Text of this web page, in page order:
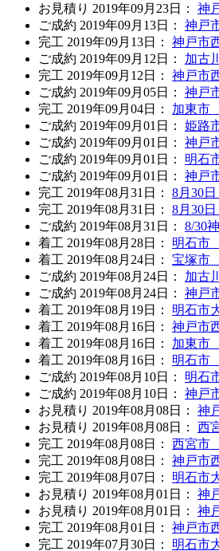
お見積り 2019年09月23日 ：
神
ご成約 2019年09月13日 ：
神戸
完工 2019年09月13日 ：
神戸市
ご成約 2019年09月12日 ：
加古
完工 2019年09月12日 ：
神戸市
ご成約 2019年09月05日 ：
神戸
完工 2019年09月04日 ：
加東市
ご成約 2019年09月01日 ：
姫路
ご成約 2019年09月01日 ：
神戸
ご成約 2019年09月01日 ：
明石
ご成約 2019年09月01日 ：
神戸
完工 2019年08月31日 ：
8月30
完工 2019年08月31日 ：
8月30
ご成約 2019年08月31日 ：
8/30
着工 2019年08月28日 ：
明石市
着工 2019年08月24日 ：
宝塚市
ご成約 2019年08月24日 ：
加古
ご成約 2019年08月24日 ：
神戸
着工 2019年08月19日 ：
明石市
着工 2019年08月16日 ：
神戸市
着工 2019年08月16日 ：
加東市
着工 2019年08月16日 ：
明石市
ご成約 2019年08月10日 ：
明石
ご成約 2019年08月10日 ：
神戸
お見積り 2019年08月08日 ：
神
お見積り 2019年08月08日 ：
西
完工 2019年08月08日 ：
西宮市
完工 2019年08月08日 ：
神戸市
完工 2019年08月07日 ：
明石市
お見積り 2019年08月01日 ：
神
お見積り 2019年08月01日 ：
神
完工 2019年08月01日 ：
神戸市
完工 2019年07月30日 ：
明石市